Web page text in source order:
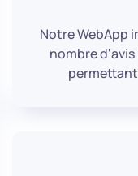
Notre WebApp
nombre